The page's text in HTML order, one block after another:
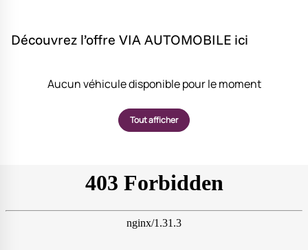
Découvrez l’offre VIA AUTOMOBILE ici
Aucun véhicule disponible pour le moment
Tout afficher